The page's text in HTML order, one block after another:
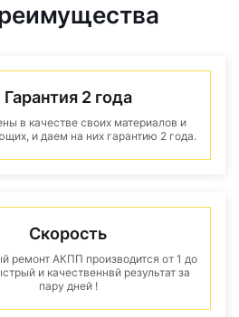
Гарантия 2 года
в качестве своих материалов и
и даем на них гарантию 2 года.
Скорость
ремонт АКПП производится от 1 до
и качественнвй результат за
пару дней !